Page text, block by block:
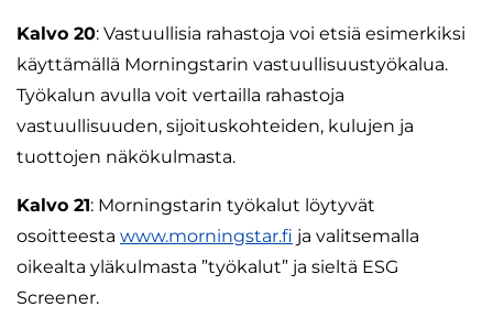
Kalvo 20: Vastuullisia rahastoja voi etsiä esimerkiksi
käyttämällä Morningstarin vastuullisuustyökalua.
Työkalun avulla voit vertailla rahastoja
vastuullisuuden, sijoituskohteiden, kulujen ja
tuottojen näkökulmasta.
Kalvo 21: Morningstarin työkalut löytyvät
osoitteesta www.morningstar.fi ja valitsemalla
oikealta yläkulmasta ”työkalut” ja sieltä ESG
Screener.